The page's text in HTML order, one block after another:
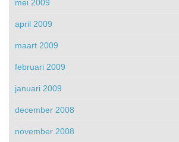
mei 2009
april 2009
maart 2009
februari 2009
januari 2009
december 2008
november 2008